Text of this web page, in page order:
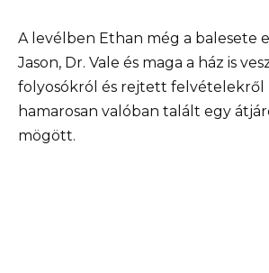
A levélben Ethan még a balesete
Jason, Dr. Vale és maga a ház is
folyosókról és rejtett felvételekről
hamarosan valóban talált egy
mögött.